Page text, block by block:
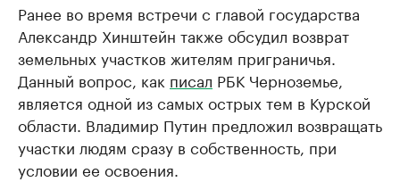
Ранее во время встречи с главой государства
Александр Хинштейн также обсудил возврат
земельных участков жителям приграничья.
Данный вопрос, как писал РБК Черноземье,
является одной из самых острых тем в Курской
области. Владимир Путин предложил возвращать
участки людям сразу в собственность, при
условии ее освоения.